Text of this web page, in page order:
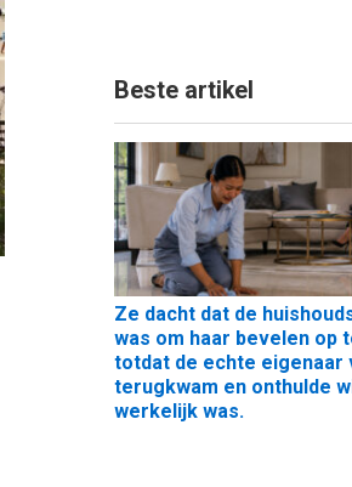
Beste artikel
Ze dacht dat de
was om haar bevelen op
totdat de echte eigenaar
terugkwam en onthulde
werkelijk was.